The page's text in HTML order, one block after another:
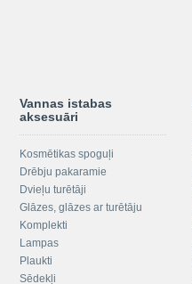
Vannas istabas
aksesuāri
Kosmētikas spoguļi
Drēbju pakaramie
Dvieļu turētāji
Glāzes, glāzes ar turētāju
Komplekti
Lampas
Plaukti
Sēdekļi